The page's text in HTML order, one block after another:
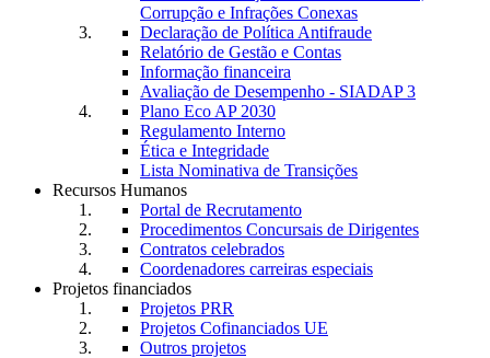
Corrupção e Infrações Conexas
Declaração de Política Antifraude
Relatório de Gestão e Contas
Informação financeira
Avaliação de Desempenho - SIADAP 3
Plano Eco AP 2030
Regulamento Interno
Ética e Integridade
Lista Nominativa de Transições
Recursos Humanos
Portal de Recrutamento
Procedimentos Concursais de Dirigentes
Contratos celebrados
Coordenadores carreiras especiais
Projetos financiados
Projetos PRR
Projetos Cofinanciados UE
Outros projetos